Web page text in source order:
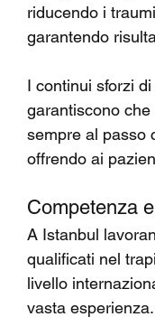
riducendo i
garantendo
I continui sforzi
garantiscono
sempre al passo
offrendo ai
Competenza
A Istanbul
qualificati nel
livello
vasta esperienza.